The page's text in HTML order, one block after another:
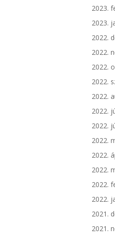
2023.
2023.
2022.
2022.
2022.
2022.
2022.
2022.
2022.
2022.
2022.
2022.
2022.
2022.
2021.
2021.